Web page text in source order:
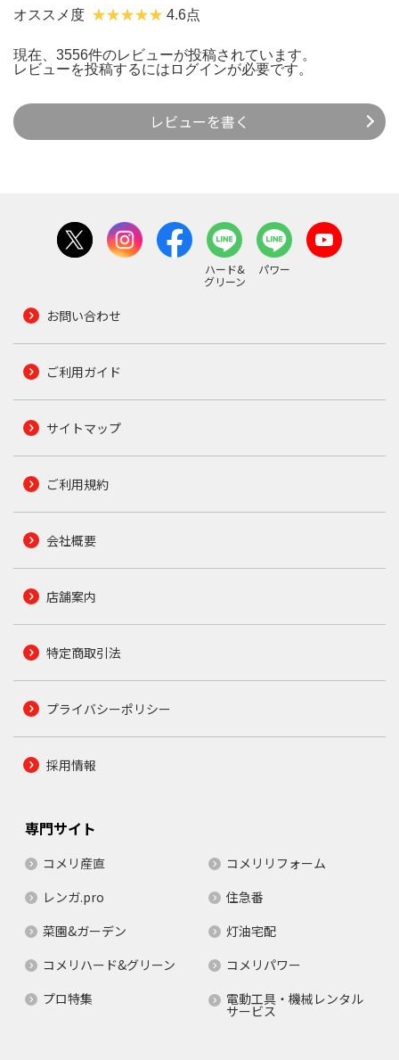
オススメ度 4.6点
現在、3556件のレビューが投稿されています。
レビューを投稿するには ログインが必要です。
レビューを書く
ハード&
グリーン
パワー
お問い合わせ
ご利用ガイド
サイトマップ
ご利用規約
会社概要
店舗案内
特定商取引法
プライバシーポリシー
採用情報
専門サイト
コメリ産直
コメリリフォーム
レンガ.pro
住急番
菜園&ガーデン
灯油宅配
コメリハード&グリーン
コメリパワー
プロ特集
電動工具・機械レンタル
サービス